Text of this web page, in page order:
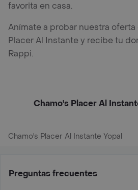
favorita en casa.
Anímate a probar nuestra
Placer Al Instante y recibe tu
Rappi.
Chamo's Placer Al
Chamo's Placer Al Instante Yopal
Preguntas frecuentes